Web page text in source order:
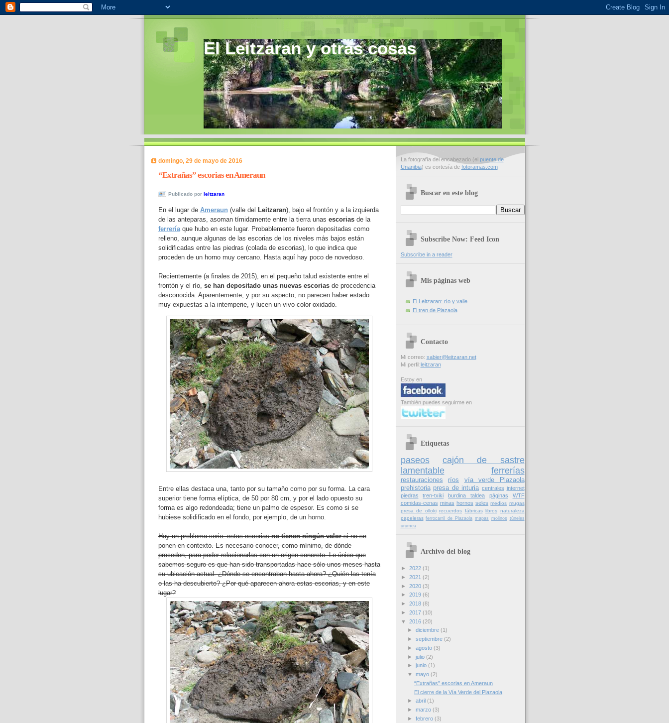
El Leitzaran y otras cosas
domingo, 29 de mayo de 2016
“Extrañas” escorias en Ameraun
Publicado por leitzaran
En el lugar de Ameraun (valle del Leitzaran), bajo el frontón y a la izquierda
de las anteparas, asoman tímidamente entre la tierra unas escoriasde la
ferreríaque hubo en este lugar. Probablemente fueron depositadas como
relleno, aunque algunas de las escorias de los niveles más bajos están
solidificadas entre las piedras (colada de escorias), lo que indica que
proceden de un horno muy cercano. Hasta aquí hay poco de novedoso.
Recientemente (a finales de 2015), en el pequeño talud existente entre el
frontón y el río, se han depositado unas nuevas escoriasde procedencia
desconocida. Aparentemente, y por su aspecto, no parecen haber estado
muy expuestas a la intemperie, y lucen un vivo color oxidado.
Entre ellas destaca una, tanto por su tamaño como por su forma. La cara
superior tiene forma elíptica, de 50 por 80 cm, y por el lado opuesto su
forma es algo redondeada; tiene un palmo de espesor. Es como si se
hubiese solidificado en el fondo, por ejemplo, de un horno.
Hay un problema serio: estas escoriasno tienen ningún valorsi no se
ponen en contexto. Es necesario conocer, como mínimo, de dónde
proceden, para poder relacionarlas con un origen concreto. Lo único que
sabemos seguro es que han sido transportadas hace sólo unos meses hasta
su ubicación actual. ¿Dónde se encontraban hasta ahora? ¿Quién las tenía
o las ha descubierto? ¿Por qué aparecen ahora estas escorias, y en este
lugar?
La fotografía del encabezado (el puente de
Unanibia) es cortesía de fotoramas.com
Buscar en este blog
Subscribe Now: Feed Icon
Subscribe in a reader
Mis páginas web
El Leitzaran: río y valle
El tren de Plazaola
Contacto
Mi correo: xabier@leitzaran.net
Mi perfil: leitzaran
Estoy en
También puedes seguirme en
Etiquetas
paseos
cajón de sastre
lamentable
ferrerías
restauraciones ríos
vía verde Plazaola
prehistoria presa de inturia centrales internet
piedras
tren-txiki burdina taldea páginas
WTF
comidas-cenas minas hornos seles medios mugas
presa de olloki recuerdos fábricas libros naturaleza
papeleras ferrocarril de Plazaola mapas molinos túneles
urumea
Archivo del blog
► 2022 (1)
► 2021 (2)
► 2020 (3)
► 2019 (6)
► 2018 (8)
► 2017 (10)
▼ 2016 (20)
► diciembre (1)
► septiembre (2)
► agosto (3)
► julio (2)
► junio (1)
▼ mayo (2)
“Extrañas” escorias en Ameraun
El cierre de la Vía Verde del Plazaola
► abril (1)
► marzo (3)
► febrero (3)